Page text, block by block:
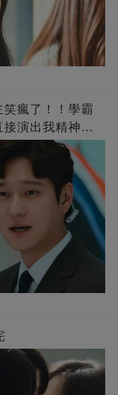
瘋了！！學霸
演出我精神世